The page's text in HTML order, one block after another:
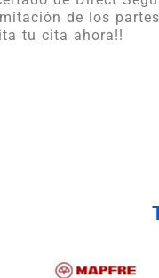
de los
tu cita ahora!!